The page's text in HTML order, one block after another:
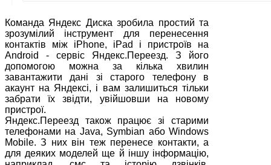
Команда Яндекс Диска зробила простий та
зрозумілий інструмент для перенесення
контактів між iPhone, iPad і пристроїв на
Android - сервіс Яндекс.Переезд. З його
допомогою можна за кілька хвилин
завантажити дані зі старого телефону в
акаунт на Яндексі, і вам залишиться тільки
забрати їх звідти, увійшовши на новому
пристрої.
Яндекс.Переезд також працює зі старими
телефонами на Java, Symbian або Windows
Mobile. З них він теж перенесе контакти, а
для деяких моделей ще й іншу інформацію,